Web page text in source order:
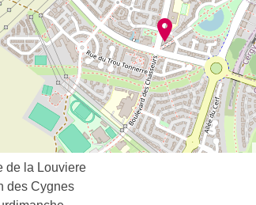
de la Louviere
des Cygnes